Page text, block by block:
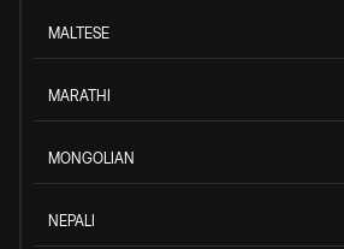
MALTESE
MARATHI
MONGOLIAN
NEPALI